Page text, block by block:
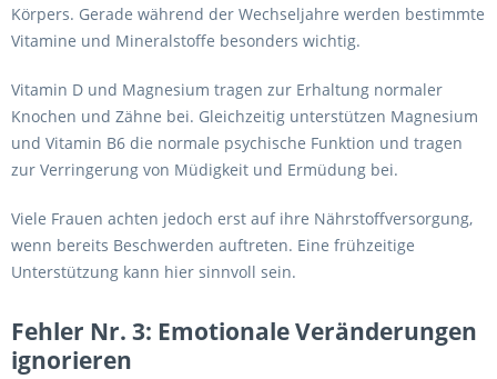
Körpers. Gerade während der Wechseljahre werden bestimmte
Vitamine und Mineralstoffe besonders wichtig.
Vitamin D und Magnesium tragen zur Erhaltung normaler
Knochen und Zähne bei. Gleichzeitig unterstützen Magnesium
und Vitamin B6 die normale psychische Funktion und tragen
zur Verringerung von Müdigkeit und Ermüdung bei.
Viele Frauen achten jedoch erst auf ihre Nährstoffversorgung,
wenn bereits Beschwerden auftreten. Eine frühzeitige
Unterstützung kann hier sinnvoll sein.
Fehler Nr. 3: Emotionale Veränderungen
ignorieren